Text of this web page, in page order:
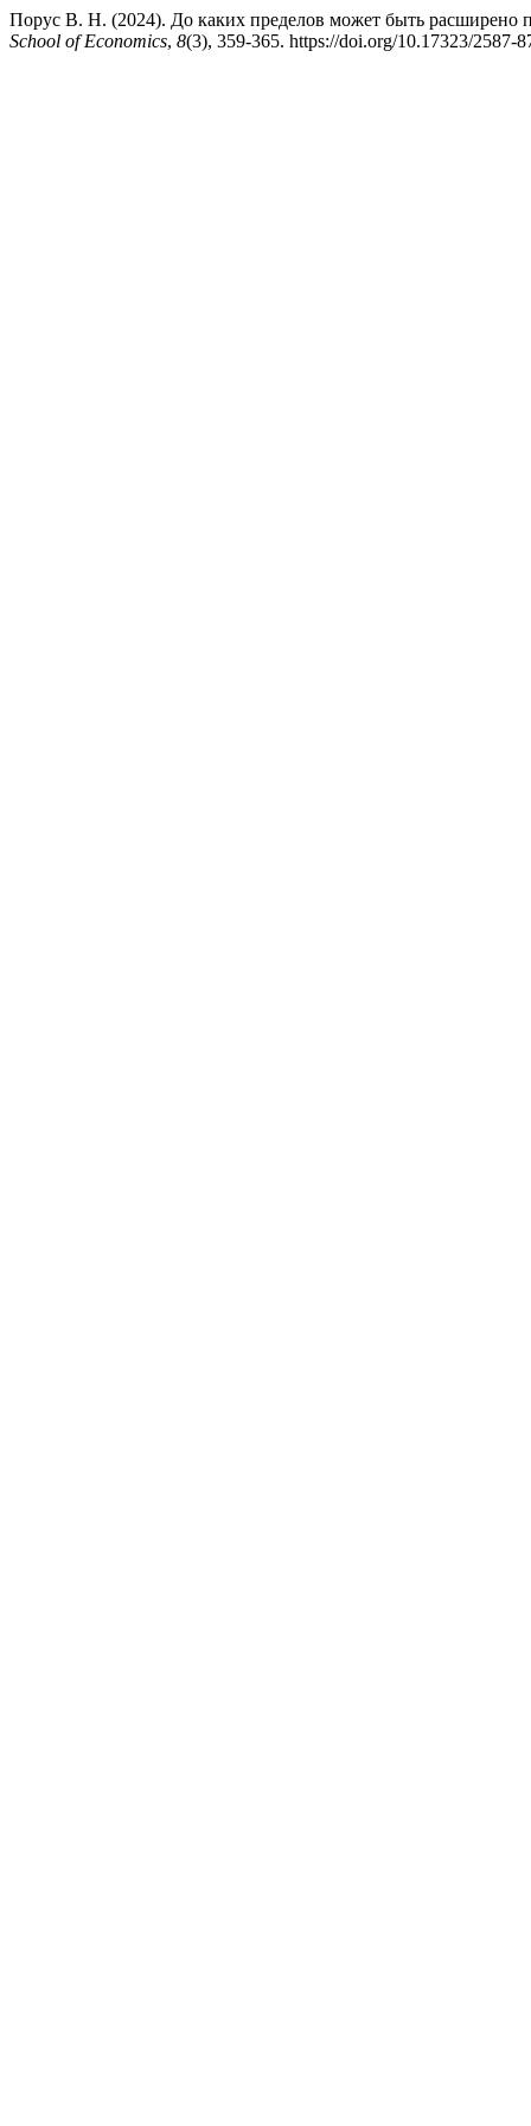
Порус В. Н. (2024). До каких пределов может быть расширено
School of Economics, 8(3), 359-365. https://doi.org/10.17323/2587-